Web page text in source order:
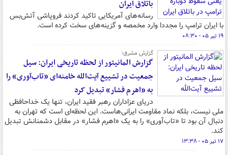
باتلاق ایران
رسانه‌های آمریکایی تاکید کردند فروپاشی آتش‌بس
با ایران ترامپ را مجددا وارد مخمصه و گزینه‌های سخت کرده است.
۱۹ تیر ۰۵ - ۰۸:۳۰
گزارش مشرق؛
گزارش المانیتور از لحظه تاریخی ایران: سیل
جمعیت در تشییع آیت‌الله خامنه‌ای «تاب‌آوری» را
به «اهرم فشار» تبدیل کرد
دریای عزاداران رهبر فقید ایران، تنها یک خداحافظی
ملی نیست، بلکه نماد مقاومت ایرانی‌هاست. این لحظه‌ای است که ‌تهران به
دنبال آن بود تا «تاب‌آوری» را به یک «اهرم فشار» در مقابل دشمنانش تبدیل
کند.
۱۷ تیر ۰۵ - ۱۳:۳۸